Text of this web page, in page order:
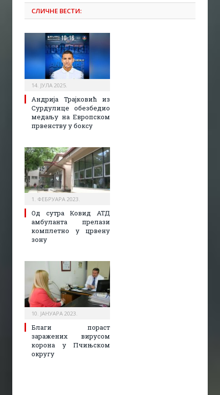
СЛИЧНЕ ВЕСТИ:
14. ЈУЛА 2025.
Андрија Трајковић из
Сурдулице обезбедио
медаљу на Европском
првенству у боксу
1. ФЕБРУАРА 2023.
Од сутра Ковид АТД
амбуланта прелази
комплетно у црвену
зону
10. ЈАНУАРА 2023.
Благи пораст
заражених вирусом
корона у Пчињском
округу